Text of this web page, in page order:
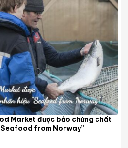
Market được bảo chứng chất
from Norway”